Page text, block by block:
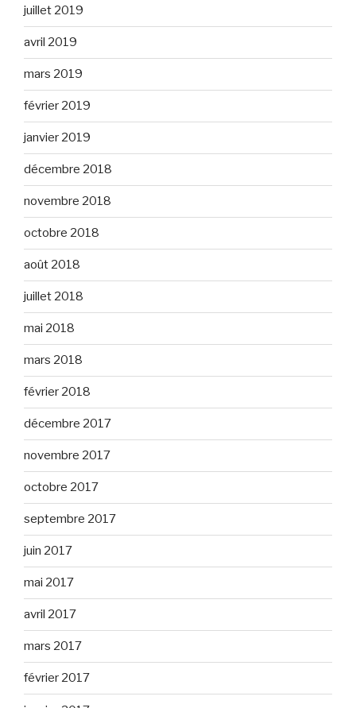
juillet 2019
avril 2019
mars 2019
février 2019
janvier 2019
décembre 2018
novembre 2018
octobre 2018
août 2018
juillet 2018
mai 2018
mars 2018
février 2018
décembre 2017
novembre 2017
octobre 2017
septembre 2017
juin 2017
mai 2017
avril 2017
mars 2017
février 2017